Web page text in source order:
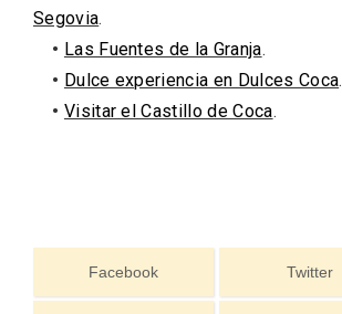
Segovia.
• Las Fuentes de la Granja.
• Dulce experiencia en Dulces Coca.
• Visitar el Castillo de Coca.
Facebook Twitter